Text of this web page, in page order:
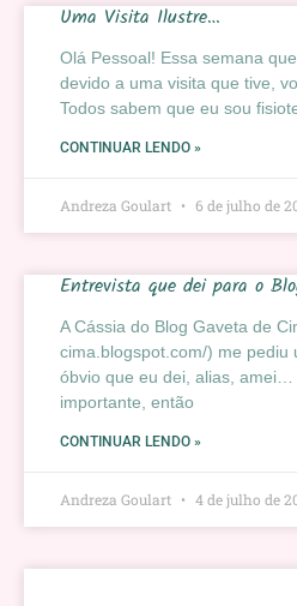
Uma Visita Ilustre…
Olá Pessoal! Essa semana
devido a uma visita que tive,
Todos sabem que eu sou
CONTINUAR LENDO »
Andreza Goulart 6 de julho de
Entrevista que dei para o
A Cássia do Blog Gaveta de
cima.blogspot.com/) me pediu
óbvio que eu dei, alias, amei…
importante, então
CONTINUAR LENDO »
Andreza Goulart 4 de julho de